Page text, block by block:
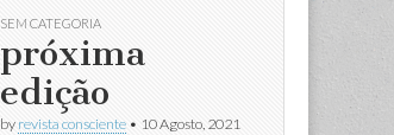
SEM CATEGORIA
próxima
edição
by revista consciente • 10 Agosto, 2021